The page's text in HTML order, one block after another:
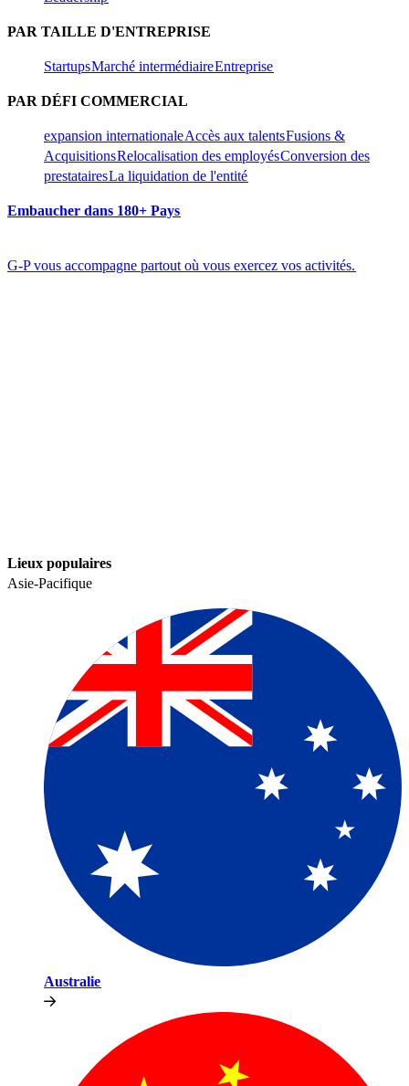
PAR TAILLE D'ENTREPRISE​​
Startups​​Marché intermédiaire​​Entreprise​​
PAR DÉFI COMMERCIAL​​
expansion internationale​​Accès aux talents​​Fusions &
Acquisitions​​Relocalisation des employés​​Conversion des
prestataires​​La liquidation de l'entité​​
Embaucher dans 180+ Pays​​
G-P vous accompagne partout où vous exercez vos activités.​​
Lieux populaires​​
Asie-Pacifique​​
Australie​​